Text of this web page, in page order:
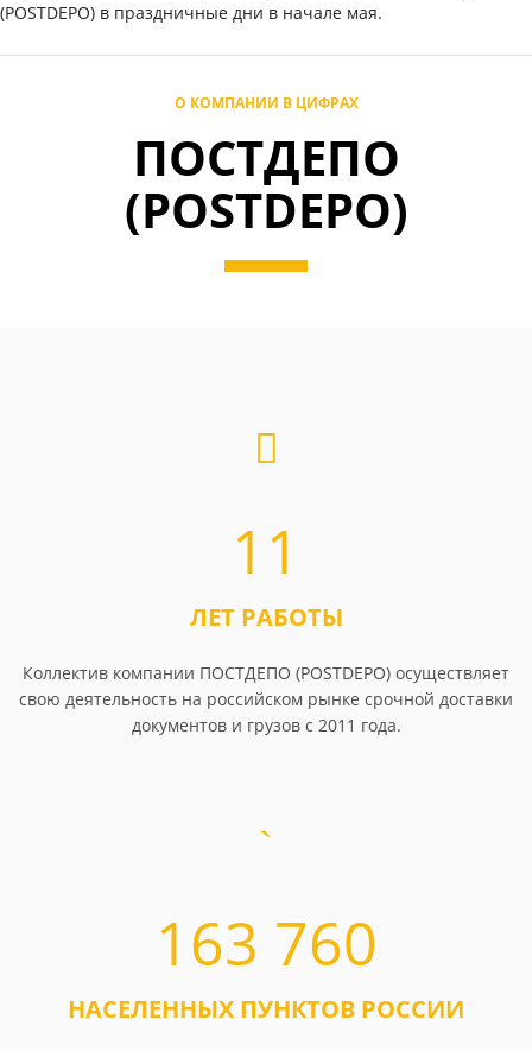
(POSTDEPO) в праздничные дни в начале мая.
О КОМПАНИИ В ЦИФРАХ
ПОСТДЕПО
(POSTDEPO)
11
ЛЕТ РАБОТЫ
Коллектив компании ПОСТДЕПО (POSTDEPO) осуществляет
свою деятельность на российском рынке срочной доставки
документов и грузов с 2011 года.
163 760
НАСЕЛЕННЫХ ПУНКТОВ РОССИИ